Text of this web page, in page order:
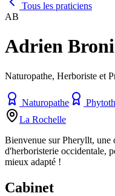
Tous les praticiens
AB
Adrien Broni
Naturopathe, Herboriste et
Naturopathe
La Rochelle
Bienvenue sur Pheryllt, une
d'herboristerie occidentale,
mieux adapté !
Cabinet